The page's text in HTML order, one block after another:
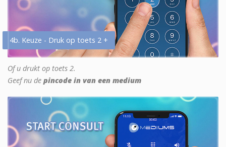
4b. Keuze - Druk op toets 2 +
Of u drukt op toets 2.
Geef nu de pincode in van een medium